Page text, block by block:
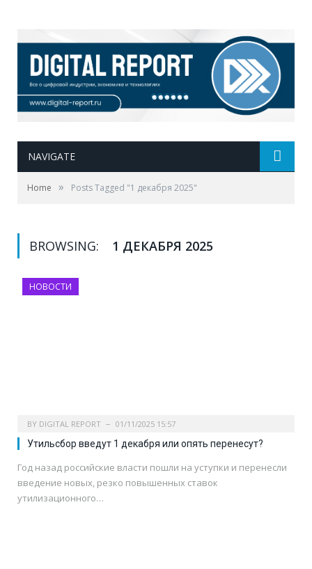
NAVIGATE
Home » Posts Tagged "1 декабря 2025"
BROWSING: 1 ДЕКАБРЯ 2025
НОВОСТИ
BY DIGITAL REPORT 01/11/2025 15:57
Утильсбор введут 1 декабря или опять перенесут?
Год назад российские власти пошли на уступки и перенесли
введение новых, резко повышенных ставок
утилизационного…